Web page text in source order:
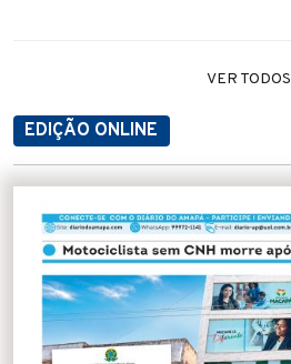
VER TODOS
EDIÇÃO ONLINE